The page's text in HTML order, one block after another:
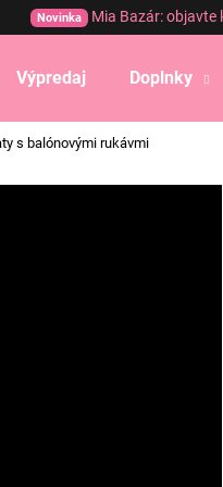
Novinka Mia Bazár: objavte
Výpredaj Doplnky
s balónovými rukávmi
Čo potrebujete